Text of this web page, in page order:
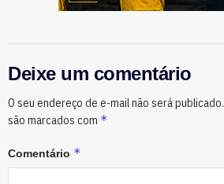
Deixe um comentário
O seu endereço de e-mail não será publicado.
são marcados com *
Comentário *